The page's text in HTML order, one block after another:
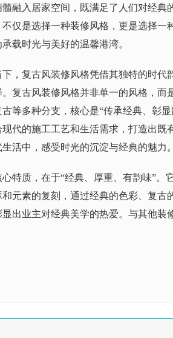
融入居家空间，既满足了人们对经典
仅是选择一种装修风格，更是选择一
载时光与美好的温馨港湾。
，复古风装修风格凭借其独特的时代
复古风装修风格并非单一的风格，而
等多种分支，核心是“传承经典、彰
代的施工工艺和生活需求，打造出既
活中，感受时光的沉淀与经典的魅力。
特质，在于“经典、厚重、有韵味”。
元素的复刻，通过经典的色彩、复古
出业主对经典美学的热爱。与其他装